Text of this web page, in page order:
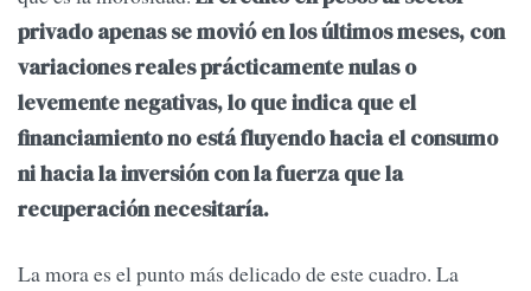
privado apenas se movió en los últimos meses, con
variaciones reales prácticamente nulas o
levemente negativas, lo que indica que el
financiamiento no está fluyendo hacia el consumo
ni hacia la inversión con la fuerza que la
recuperación necesitaría.
La mora es el punto más delicado de este cuadro. La